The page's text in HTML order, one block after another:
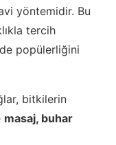
yöntemidir. Bu
tercih
popülerliğini
bitkilerin
masaj, buhar